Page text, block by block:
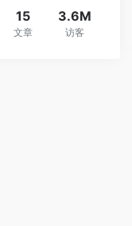
15
文章
3.6M
访客